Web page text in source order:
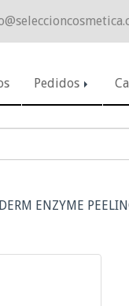
Pedidos
ENZYME